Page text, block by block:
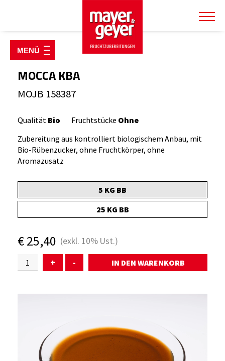
SHOP & PRODUKTE
Fruchtzubereitungen
Fruchtsirupe & Konzentrate
Käsereiartikel
Kulturen & Labextrakt
Kühlverpackungen
ÜBER UNS
SERVICE
KONTAKT
MOCCA KBA
MOJB 158387
Qualität Bio Fruchtstücke Ohne
Zubereitung aus kontrolliert biologischem Anbau, mit
Bio-Rübenzucker, ohne Fruchtkörper, ohne
Aromazusatz
5 KG BB
25 KG BB
€25,40 (exkl. 10% Ust.)
+
-